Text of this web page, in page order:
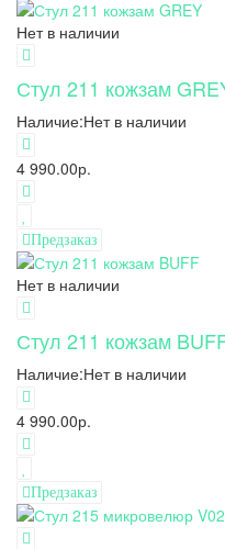
Нет в наличии
Стул 211 кожзам
Наличие:Нет в наличии
4 990.00р.
Предзаказ
Нет в наличии
Стул 211 кожзам
Наличие:Нет в наличии
4 990.00р.
Предзаказ